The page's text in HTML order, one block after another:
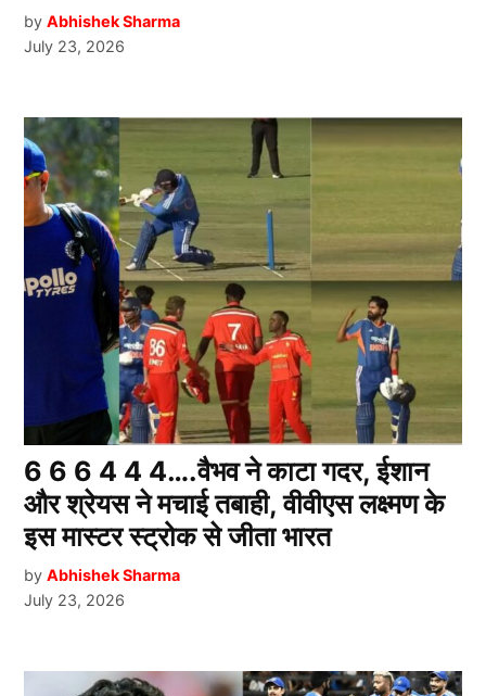
by Abhishek Sharma
July 23, 2026
6 6 6 4 4 4….वैभव ने काटा गदर, ईशान
और श्रेयस ने मचाई तबाही, वीवीएस लक्ष्मण के
इस मास्टर स्ट्रोक से जीता भारत
by Abhishek Sharma
July 23, 2026